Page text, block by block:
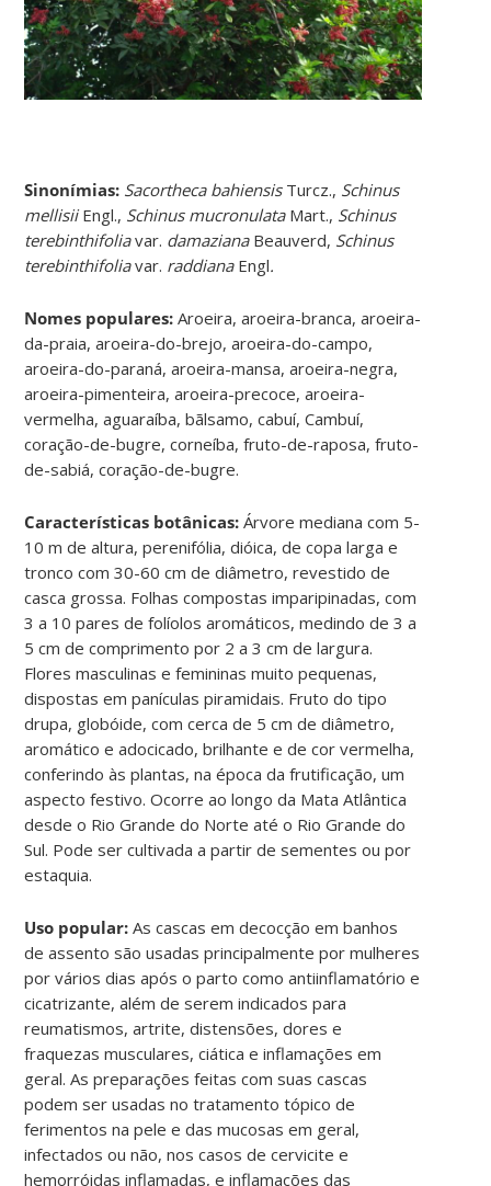
Sinonímias: Sacortheca bahiensisTurcz., Schinus
mellisiiEngl., Schinus mucronulataMart., Schinus
terebinthifoliavar. damazianaBeauverd, Schinus
terebinthifoliavar. raddianaEngl.
Nomes populares:Aroeira, aroeira-branca, aroeira-
da-praia, aroeira-do-brejo, aroeira-do-campo,
aroeira-do-paraná, aroeira-mansa, aroeira-negra,
aroeira-pimenteira, aroeira-precoce, aroeira-
vermelha, aguaraíba, bãlsamo, cabuí, Cambuí,
coração-de-bugre, corneíba, fruto-de-raposa, fruto-
de-sabiá, coração-de-bugre.
Características botânicas:Árvore mediana com 5-
10 m de altura, perenifólia, dióica, de copa larga e
tronco com 30-60 cm de diâmetro, revestido de
casca grossa. Folhas compostas imparipinadas, com
3 a 10 pares de folíolos aromáticos, medindo de 3 a
5 cm de comprimento por 2 a 3 cm de largura.
Flores masculinas e femininas muito pequenas,
dispostas em panículas piramidais. Fruto do tipo
drupa, globóide, com cerca de 5 cm de diâmetro,
aromático e adocicado, brilhante e de cor vermelha,
conferindo às plantas, na época da frutificação, um
aspecto festivo. Ocorre ao longo da Mata Atlântica
desde o Rio Grande do Norte até o Rio Grande do
Sul. Pode ser cultivada a partir de sementes ou por
estaquia.
Uso popular:As cascas em decocção em banhos
de assento são usadas principalmente por mulheres
por vários dias após o parto como antiinflamatório e
cicatrizante, além de serem indicados para
reumatismos, artrite, distensões, dores e
fraquezas musculares, ciática e inflamações em
geral. As preparações feitas com suas cascas
podem ser usadas no tratamento tópico de
ferimentos na pele e das mucosas em geral,
infectados ou não, nos casos de cervicite e
hemorróidas inflamadas, e inflamações das